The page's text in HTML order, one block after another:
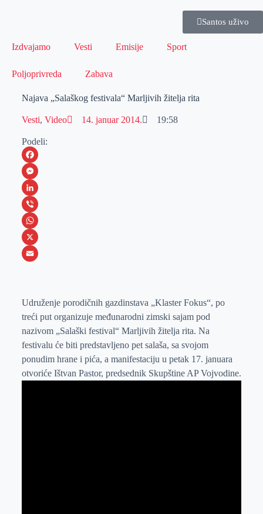
Santos uživo
Izdvajamo Vesti Emisije Sport
Poljoprivreda Zabava
Najava „Salaškog festivala“ Marljivih žitelja rita
Vesti, Video 14. januar 2014. 19:58
Podeli:
F
a
c
e
b
o
M
e
s
s
e
e
r
L
i
n
k
I
n
V
i
b
W
h
s
A
p
X
a
i
l
Udruženje porodičnih gazdinstava „Klaster Fokus“, po
treći put organizuje međunarodni zimski sajam pod
nazivom „Salaški festival“ Marljivih žitelja rita. Na
festivalu će biti predstavljeno pet salaša, sa svojom
ponudim hrane i pića, a manifestaciju u petak 17. januara
otvoriće Ištvan Pastor, predsednik Skupštine AP Vojvodine.